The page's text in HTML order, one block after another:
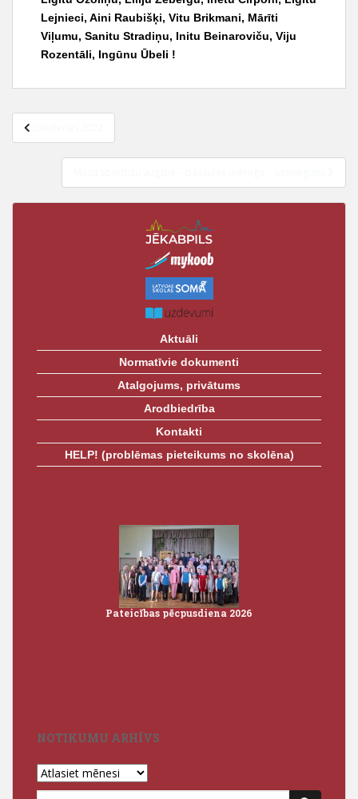
Lejnieci, Aini Raubišķi, Vitu Brikmani, Mārīti
Viļumu, Sanitu Stradiņu, Initu Beinaroviču, Viju
Rozentāli, Ingūnu Ūbeli !
Aktuāli
Normatīvie dokumenti
Atalgojums, privātums
Arodbiedrība
Kontakti
HELP! (problēmas pieteikums no skolēna)
Pateicības pēcpusdiena 2026
NOTIKUMU ARHĪVS